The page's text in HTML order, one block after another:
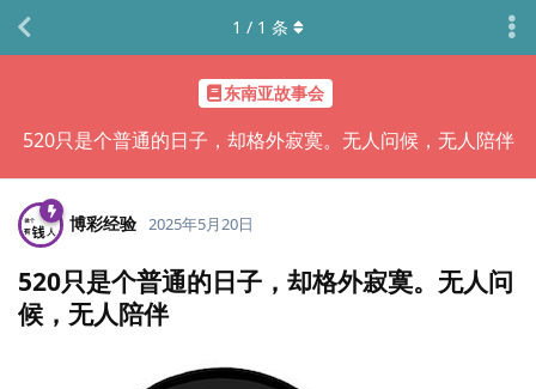
东南亚故事会
520只是个普通的日子，却格外寂寞。无人问候，无人陪伴
1 / 1 条
博彩经验 2025年5月20日
520只是个普通的日子，却格外寂寞。无人问
候，无人陪伴